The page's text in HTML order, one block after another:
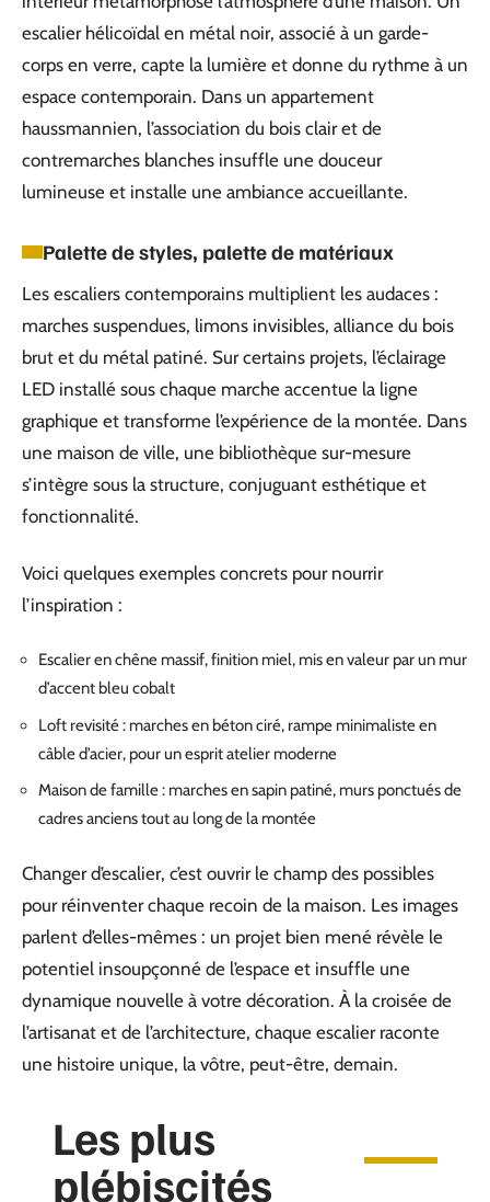
escalier hélicoïdal en métal noir, associé à un garde-
corps en verre, capte la lumière et donne du rythme à un
espace contemporain. Dans un appartement
haussmannien, l’association du bois clair et de
contremarches blanches insuffle une douceur
lumineuse et installe une ambiance accueillante.
Palette de styles, palette de matériaux
Les escaliers contemporains multiplient les audaces :
marches suspendues, limons invisibles, alliance du bois
brut et du métal patiné. Sur certains projets, l’éclairage
LED installé sous chaque marche accentue la ligne
graphique et transforme l’expérience de la montée. Dans
une maison de ville, une bibliothèque sur-mesure
s’intègre sous la structure, conjuguant esthétique et
fonctionnalité.
Voici quelques exemples concrets pour nourrir
l’inspiration :
Escalier en chêne massif, finition miel, mis en valeur par un mur
d’accent bleu cobalt
Loft revisité : marches en béton ciré, rampe minimaliste en
câble d’acier, pour un esprit atelier moderne
Maison de famille : marches en sapin patiné, murs ponctués de
cadres anciens tout au long de la montée
Changer d’escalier, c’est ouvrir le champ des possibles
pour réinventer chaque recoin de la maison. Les images
parlent d’elles-mêmes : un projet bien mené révèle le
potentiel insoupçonné de l’espace et insuffle une
dynamique nouvelle à votre décoration. À la croisée de
l’artisanat et de l’architecture, chaque escalier raconte
une histoire unique, la vôtre, peut-être, demain.
Les plus
plébiscités